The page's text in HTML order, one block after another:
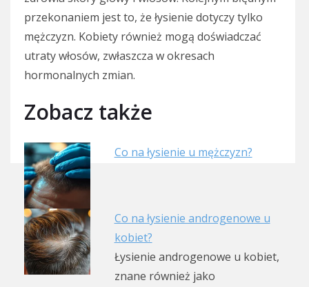
przekonaniem jest to, że łysienie dotyczy tylko
mężczyzn. Kobiety również mogą doświadczać
utraty włosów, zwłaszcza w okresach
hormonalnych zmian.
Zobacz także
Co na łysienie u mężczyzn?
Co na łysienie androgenowe u
kobiet?
Łysienie androgenowe u kobiet,
znane również jako